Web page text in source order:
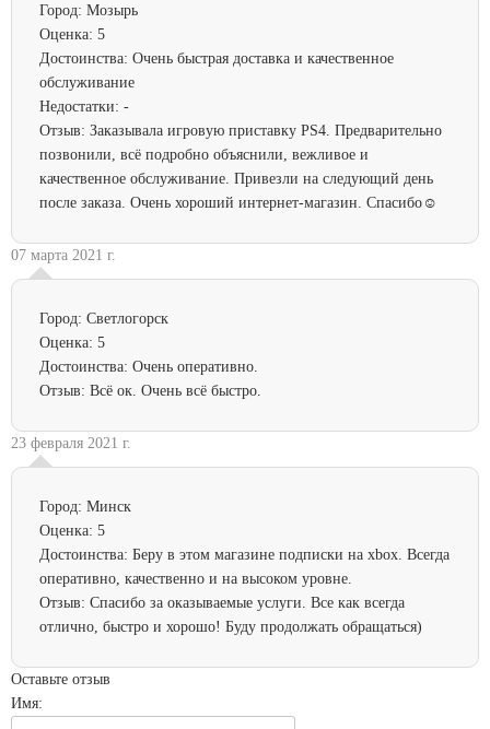
Город: Мозырь
Оценка: 5
Достоинства: Очень быстрая доставка и качественное
обслуживание
Недостатки: -
Отзыв: Заказывала игровую приставку PS4. Предварительно
позвонили, всё подробно объяснили, вежливое и
качественное обслуживание. Привезли на следующий день
после заказа. Очень хороший интернет-магазин. Спасибо☺️
07 марта 2021 г.
Город: Светлогорск
Оценка: 5
Достоинства: Очень оперативно.
Отзыв: Всё ок. Очень всё быстро.
23 февраля 2021 г.
Город: Минск
Оценка: 5
Достоинства: Беру в этом магазине подписки на xbox. Всегда
оперативно, качественно и на высоком уровне.
Отзыв: Спасибо за оказываемые услуги. Все как всегда
отлично, быстро и хорошо! Буду продолжать обращаться)
Оставьте отзыв
Имя: